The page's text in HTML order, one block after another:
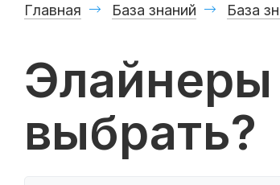
Главная База знаний База
Элайнеры
выбрать?